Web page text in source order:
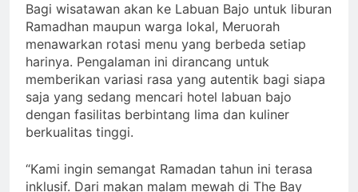
Bagi wisatawan akan ke Labuan Bajo untuk liburan
Ramadhan maupun warga lokal, Meruorah
menawarkan rotasi menu yang berbeda setiap
harinya. Pengalaman ini dirancang untuk
memberikan variasi rasa yang autentik bagi siapa
saja yang sedang mencari hotel labuan bajo
dengan fasilitas berbintang lima dan kuliner
berkualitas tinggi.
“Kami ingin semangat Ramadan tahun ini terasa
inklusif. Dari makan malam mewah di The Bay